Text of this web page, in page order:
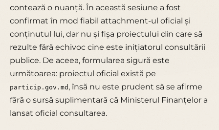
contează o nuanță. În această sesiune a fost
confirmat în mod fiabil attachment-ul oficial și
conținutul lui, dar nu și fișa proiectului din care să
rezulte fără echivoc cine este inițiatorul consultării
publice. De aceea, formularea sigură este
următoarea: proiectul oficial există pe
particip.gov.md , însă nu este prudent să se afirme
fără o sursă suplimentară că Ministerul Finanțelor a
lansat oficial consultarea.